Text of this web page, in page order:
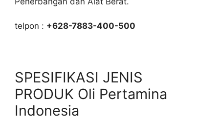
telpon : +628-7883-400-500
SPESIFIKASI JENIS
PRODUK Oli Pertamina
Indonesia